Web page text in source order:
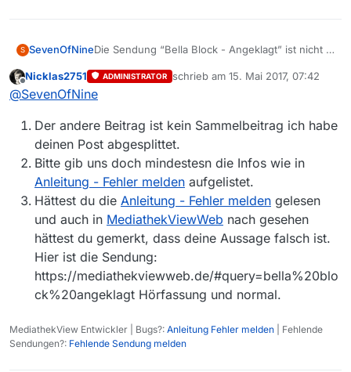
S SevenOfNineDie Sendung “Bella Block - Angeklagt” ist nicht in
In der Liste befindet sich lediglich die
Hörfassung. Danke.
Offline
Nicklas2751 ADMINISTRATOR schrieb am 15. Mai 2017, 07:42
zuletzt editiert von
@SevenOfNine
Der andere Beitrag ist kein Sammelbeitrag ich habe
deinen Post abgesplittet.
Bitte gib uns doch mindestesn die Infos wie in
Anleitung - Fehler melden aufgelistet.
Hättest du die Anleitung - Fehler melden gelesen
und auch in MediathekViewWeb nach gesehen
hättest du gemerkt, dass deine Aussage falsch ist.
Hier ist die Sendung:
https://mediathekviewweb.de/#query=bella%20blo
ck%20angeklagt Hörfassung und normal.
MediathekView Entwickler | Bugs?: Anleitung Fehler melden | Fehlende
Sendungen?: Fehlende Sendung melden